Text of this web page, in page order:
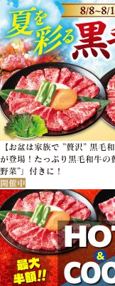
【お盆は家族で ”贅沢” 黒
が登場！たっぷり黒毛和牛の
野菜”」付きに！
開催中